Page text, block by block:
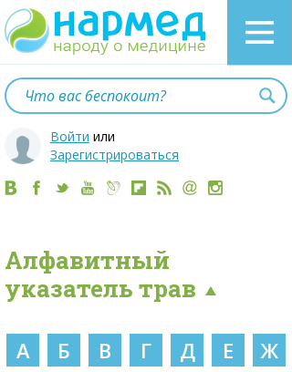
Войти или
Зарегистрироваться
Алфавитный
указатель трав
А Б В Г Д Е
Ж